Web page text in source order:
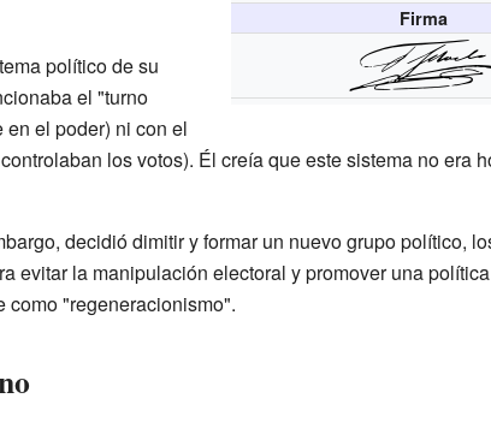
Firma
político de su
el "turno
el poder) ni con el
los votos). Él creía que este sistema no era
decidió dimitir y formar un nuevo grupo político,
evitar la manipulación electoral y promover una
como "regeneracionismo".